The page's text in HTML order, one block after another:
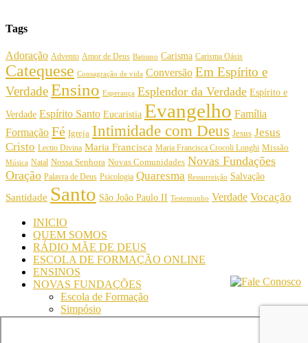
Tags
Adoração Advento Amor de Deus Batismo Carisma Carisma Oásis
Catequese Consagração de vida Conversão Em Espírito e
VerdadeEnsino Esperança Esplendor da Verdade Espírito e
Verdade Espírito Santo Eucaristia Evangelho Família
Formação Fé Igreja Intimidade com Deus Jesus Jesus
Cristo Lectio Divina Maria Francisca Maria Francisca Crocoli Longhi Missão
Música Natal Nossa Senhora Novas Comunidades Novas Fundações
Oração Palavra de Deus Psicologia Quaresma Ressurreição Salvação
Santidade Santo São João Paulo II Testemunho Verdade Vocação
INICIO
QUEM SOMOS
RÁDIO MÃE DE DEUS
ESCOLA DE FORMAÇÃO ONLINE
ENSINOS
NOVAS FUNDAÇÕES
Escola de Formação
Simpósio